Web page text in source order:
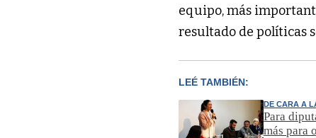
equipo, más
resultado de políticas
LEÉ TAMBIÉN:
DE CARA A
Para
más para